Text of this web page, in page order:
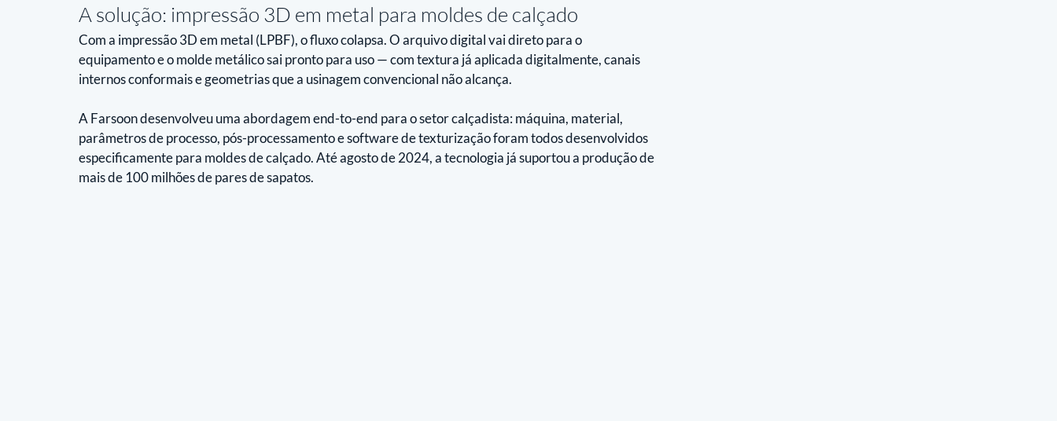
A solução: impressão 3D em metal para moldes de calçado
Com a impressão 3D em metal (LPBF), o fluxo colapsa. O arquivo digital vai direto para o
equipamento e o molde metálico sai pronto para uso — com textura já aplicada digitalmente, canais
internos conformais e geometrias que a usinagem convencional não alcança.
A Farsoon desenvolveu uma abordagem end-to-end para o setor calçadista: máquina, material,
parâmetros de processo, pós-processamento e software de texturização foram todos desenvolvidos
especificamente para moldes de calçado. Até agosto de 2024, a tecnologia já suportou a produção de
mais de 100 milhões de pares de sapatos.